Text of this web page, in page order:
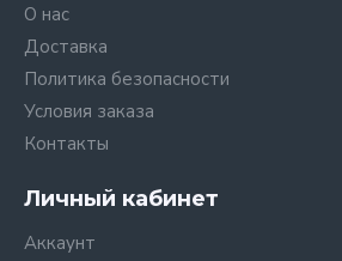
О нас
Доставка
Политика безопасности
Условия заказа
Контакты
Личный кабинет
Аккаунт